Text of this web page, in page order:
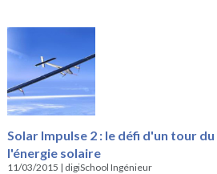
Solar Impulse 2 : le défi d'un tour
l'énergie solaire
11/03/2015 | digiSchool Ingénieur